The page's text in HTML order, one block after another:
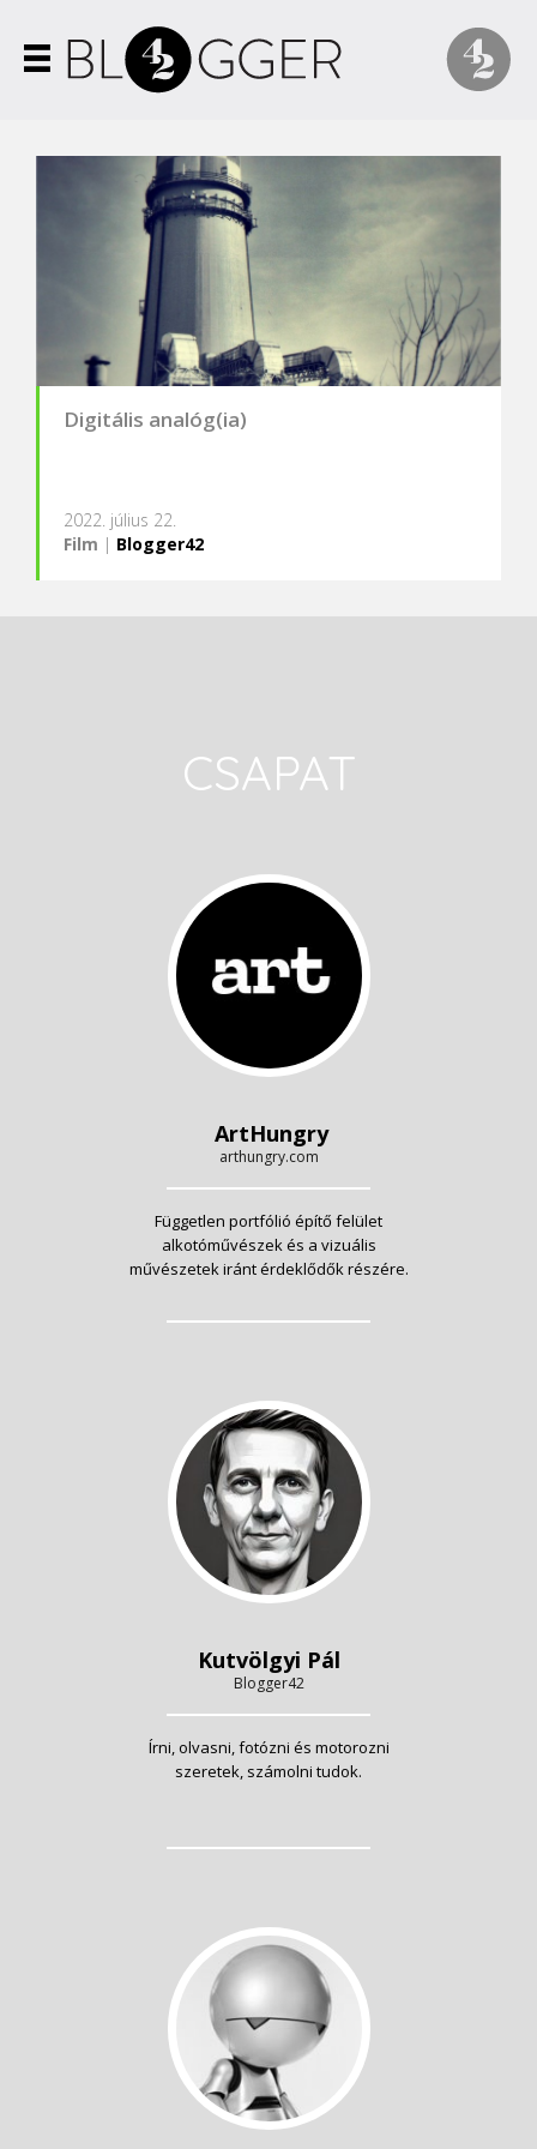
Digitális analóg(ia)
2022. július 22.
Film | Blogger42
CSAPAT
ArtHungry
arthungry.com
Független portfólió építő felület
alkotóművészek és a vizuális
művészetek iránt érdeklődők részére.
Kutvölgyi Pál
Blogger42
Írni, olvasni, fotózni és motorozni
szeretek, számolni tudok.